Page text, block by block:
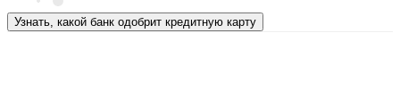
Узнать, какой банк одобрит кредитную карту